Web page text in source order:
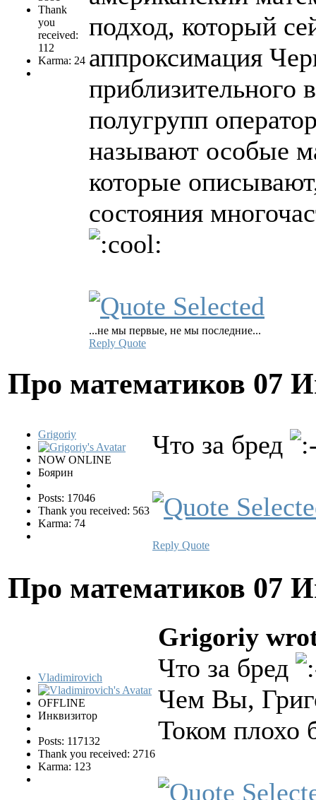
Thank
you
received:
112
Karma: 24
подход, который
аппроксимация
приблизительного
полугрупп
называют особые
которые
состояния
...не мы первые, не мы последние...
Reply Quote
Про математиков 07
Grigoriy
NOW ONLINE
Боярин
Posts: 17046
Thank you received: 563
Karma: 74
Что за бред
Reply Quote
Про математиков 07
Vladimirovich
OFFLINE
Инквизитор
Posts: 117132
Thank you received: 2716
Karma: 123
Grigoriy
Что за бред
Чем Вы,
Током плохо